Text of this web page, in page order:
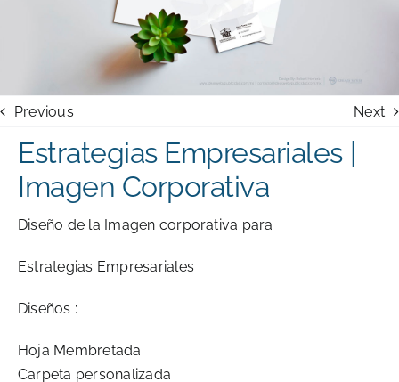
Previous Next
Estrategias Empresariales |
Imagen Corporativa
Diseño de la Imagen corporativa para
Estrategias Empresariales
Diseños :
Hoja Membretada
Carpeta personalizada